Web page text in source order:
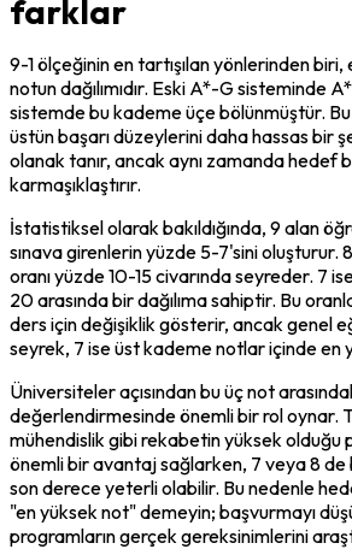
farklar
9-1 ölçeğinin en tartışılan yönlerinden
notun dağılımıdır. Eski A*-G sisteminde
sistemde bu kademe üçe bölünmüştür.
üstün başarı düzeylerini daha hassas bir
olanak tanır, ancak aynı zamanda hedef
karmaşıklaştırır.
İstatistiksel olarak bakıldığında, 9 alan
sınava girenlerin yüzde 5-7'sini oluşturur.
oranı yüzde 10-15 civarında seyreder. 7
20 arasında bir dağılıma sahiptir. Bu
ders için değişiklik gösterir, ancak genel
seyrek, 7 ise üst kademe notlar içinde en
Üniversiteler açısından bu üç not
değerlendirmesinde önemli bir rol oynar.
mühendislik gibi rekabetin yüksek olduğu
önemli bir avantaj sağlarken, 7 veya 8
son derece yeterli olabilir. Bu nedenle
"en yüksek not" demeyin; başvurmayı
programların gerçek gereksinimlerini